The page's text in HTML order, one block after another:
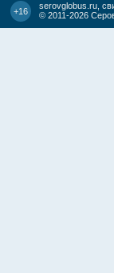
+16
serovglobus.ru,
© 2011-2026